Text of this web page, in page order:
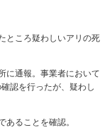
ところ疑わしいアリの死
に通報。事業者において
認を行ったが、疑わし
ることを確認。